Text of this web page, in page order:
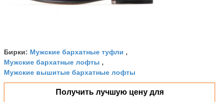
Бирки: Мужские бархатные туфли ,
Мужские бархатные лофты ,
Мужские вышитые бархатные лофты
Получить лучшую цену для